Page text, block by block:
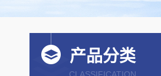
产品分类